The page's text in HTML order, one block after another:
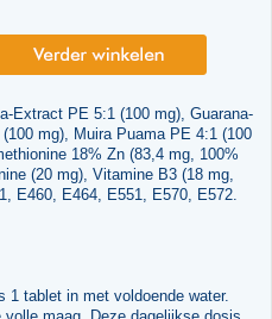
Extract PE 5:1 (100 mg), Guarana-
mg), Muira Puama PE 4:1 (100
18% Zn (83,4 mg, 100%
(20 mg), Vitamine B3 (18 mg,
E460, E464, E551, E570, E572.
1 tablet in met voldoende water.